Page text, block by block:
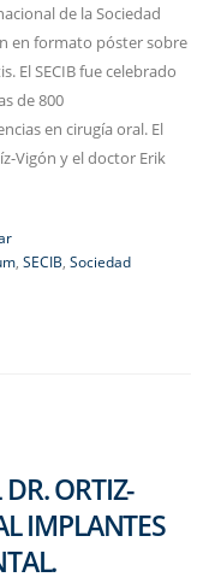
de la Sociedad
en formato póster sobre
El SECIB fue celebrado
de 800
en cirugía oral. El
Vigón y el doctor Erik
, SECIB Sociedad
ORTIZ-
IMPLANTES